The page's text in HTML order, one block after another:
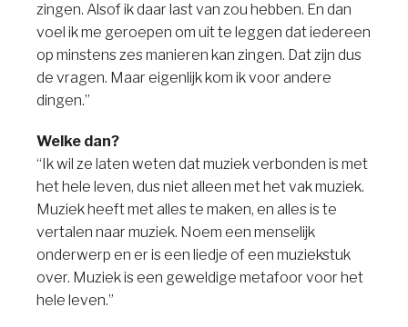
zingen. Alsof ik daar last van zou hebben. En dan
voel ik me geroepen om uit te leggen dat iedereen
op minstens zes manieren kan zingen. Dat zijn dus
de vragen. Maar eigenlijk kom ik voor andere
dingen.”
Welke dan?
“Ik wil ze laten weten dat muziek verbonden is met
het hele leven, dus niet alleen met het vak muziek.
Muziek heeft met alles te maken, en alles is te
vertalen naar muziek. Noem een menselijk
onderwerp en er is een liedje of een muziekstuk
over. Muziek is een geweldige metafoor voor het
hele leven.”